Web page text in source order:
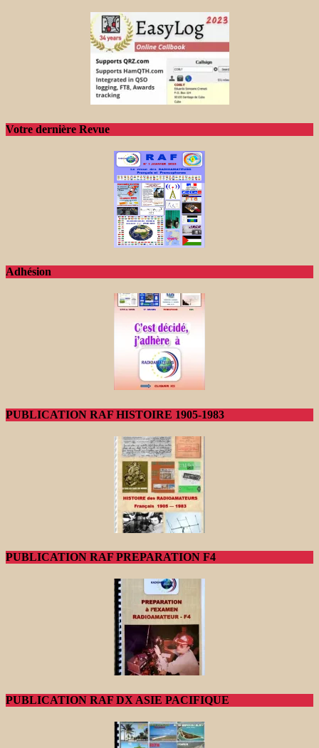
Votre dernière Revue
Adhésion
PUBLICATION RAF HISTOIRE 1905-1983
PUBLICATION RAF PREPARATION F4
PUBLICATION RAF DX ASIE PACIFIQUE